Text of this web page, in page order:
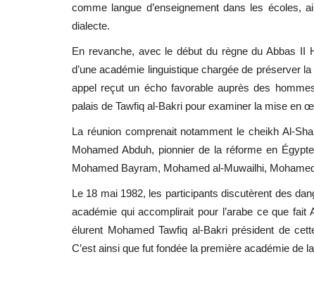
comme langue d’enseignement dans les écoles,
dialecte.
En revanche, avec le début du règne du Abbas II
d’une académie linguistique chargée de préserver
appel reçut un écho favorable auprès des
palais de Tawfiq al-Bakri pour examiner la mise en
La réunion comprenait notamment le cheikh Al-
Mohamed Abduh, pionnier de la réforme en
Mohamed Bayram, Mohamed al-Muwailhi,
Le 18 mai 1982, les participants discutèrent des
académie qui accomplirait pour l’arabe ce que fait
élurent Mohamed Tawfiq al-Bakriprésident de
C’est ainsi que fut fondée la première académie de